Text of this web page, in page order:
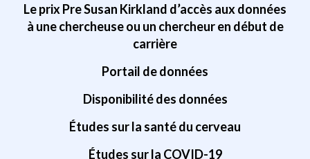
Le prix Pre Susan Kirkland d’accès aux données
à une chercheuse ou un chercheur en début de
carrière
Portail de données
Disponibilité des données
Études sur la santé du cerveau
Études sur la COVID-19